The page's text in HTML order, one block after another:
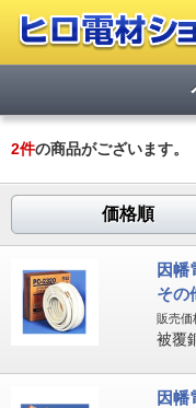
2件の商品がございます。
価格順
因幡
その
販売価
被覆
因幡